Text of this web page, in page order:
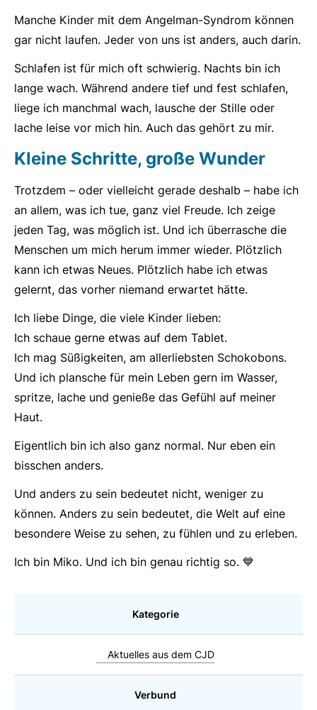
Manche Kinder mit dem Angelman-Syndrom können
gar nicht laufen. Jeder von uns ist anders, auch darin.
Schlafen ist für mich oft schwierig. Nachts bin ich
lange wach. Während andere tief und fest schlafen,
liege ich manchmal wach, lausche der Stille oder
lache leise vor mich hin. Auch das gehört zu mir.
Kleine Schritte, große Wunder
Trotzdem – oder vielleicht gerade deshalb – habe ich
an allem, was ich tue, ganz viel Freude. Ich zeige
jeden Tag, was möglich ist. Und ich überrasche die
Menschen um mich herum immer wieder. Plötzlich
kann ich etwas Neues. Plötzlich habe ich etwas
gelernt, das vorher niemand erwartet hätte.
Ich liebe Dinge, die viele Kinder lieben:
Ich schaue gerne etwas auf dem Tablet.
Ich mag Süßigkeiten, am allerliebsten Schokobons.
Und ich plansche für mein Leben gern im Wasser,
spritze, lache und genieße das Gefühl auf meiner
Haut.
Eigentlich bin ich also ganz normal. Nur eben ein
bisschen anders.
Und anders zu sein bedeutet nicht, weniger zu
können. Anders zu sein bedeutet, die Welt auf eine
besondere Weise zu sehen, zu fühlen und zu erleben.
Ich bin Miko. Und ich bin genau richtig so. 💙
Kategorie
Aktuelles aus dem CJD
Verbund